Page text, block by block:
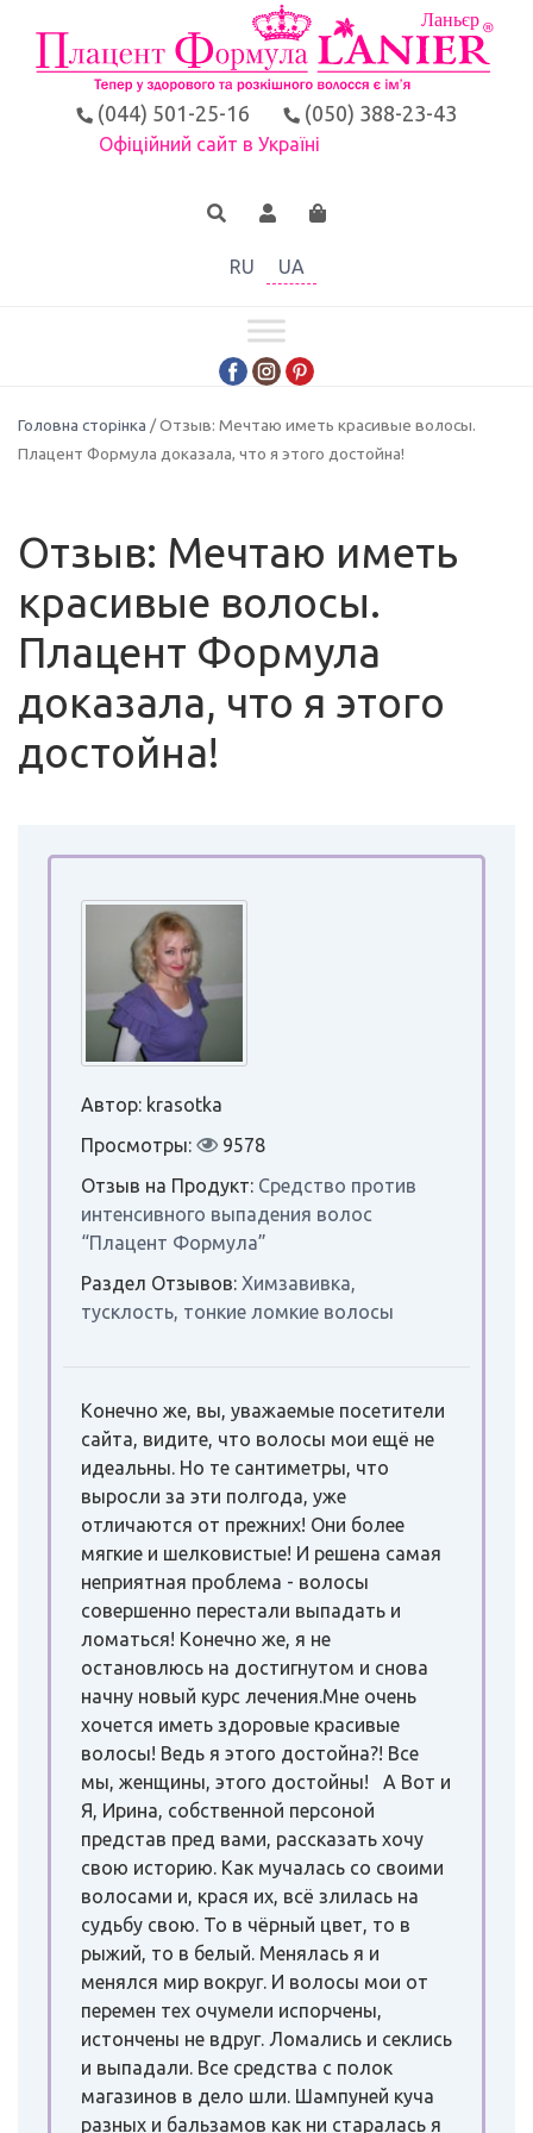
(044) 501-25-16 (050) 388-23-43
Офіційний сайт в Україні
RU UA
Головна сторінка / Отзыв: Мечтаю иметь красивые волосы.
Плацент Формула доказала, что я этого достойна!
Отзыв: Мечтаю иметь
красивые волосы.
Плацент Формула
доказала, что я этого
достойна!
Автор: krasotka
Просмотры:
9578
Отзыв на Продукт: Средство против
интенсивного выпадения волос
“Плацент Формула”
Раздел Отзывов: Химзавивка,
тусклость, тонкие ломкие волосы
Конечно же, вы, уважаемые посетители
сайта, видите, что волосы мои ещё не
идеальны. Но те сантиметры, что
выросли за эти полгода, уже
отличаются от прежних! Они более
мягкие и шелковистые! И решена самая
неприятная проблема - волосы
совершенно перестали выпадать и
ломаться! Конечно же, я не
остановлюсь на достигнутом и снова
начну новый курс лечения.Мне очень
хочется иметь здоровые красивые
волосы! Ведь я этого достойна?! Все
мы, женщины, этого достойны! А Вот и
Я, Ирина, собственной персоной
представ пред вами, рассказать хочу
свою историю. Как мучалась со своими
волосами и, крася их, всё злилась на
судьбу свою. То в чёрный цвет, то в
рыжий, то в белый. Менялась я и
менялся мир вокруг. И волосы мои от
перемен тех очумели испорчены,
истончены не вдруг. Ломались и секлись
и выпадали. Все средства с полок
магазинов в дело шли. Шампуней куча
разных и бальзамов как ни старалась я